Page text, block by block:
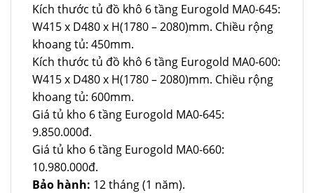
Kích thước tủ đồ khô 6 tầng Eurogold MA0-645:
W415 x D480 x H(1780 – 2080)mm. Chiều rộng
khoang tủ: 450mm.
Kích thước tủ đồ khô 6 tầng Eurogold MA0-600:
W415 x D480 x H(1780 – 2080)mm. Chiều rộng
khoang tủ: 600mm.
Giá tủ kho 6 tầng Eurogold MA0-645:
9.850.000đ.
Giá tủ kho 6 tầng Eurogold MA0-660:
10.980.000đ.
Bảo hành: 12 tháng (1 năm).